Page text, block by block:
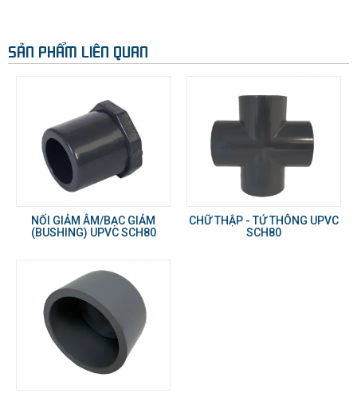
SẢN PHẨM LIÊN QUAN
NỐI GIẢM ÂM/BẠC GIẢM
(BUSHING) UPVC SCH80
CHỮ THẬP - TỨ THÔNG UPVC
SCH80